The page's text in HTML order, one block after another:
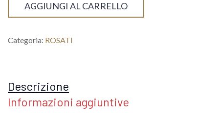
AGGIUNGI AL CARRELLO
Categoria: ROSATI
Descrizione
Informazioni aggiuntive